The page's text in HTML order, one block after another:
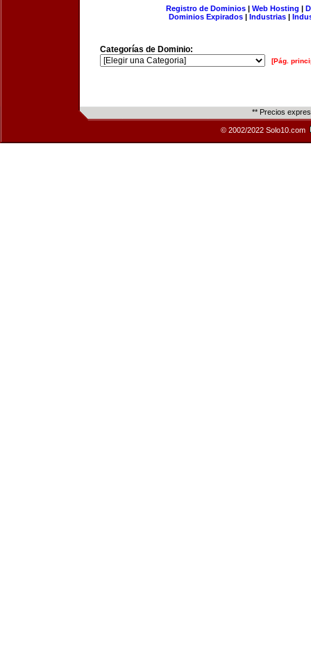
Registro de Dominios| Web Hosting |
Dominios Expirados | Industrias |
Categorías de Dominio:
[Pág.
** Precios
© 2002/2022 Solo10.com